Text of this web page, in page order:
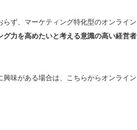
ず、マーケティング特化型のオンライン
グ力を高めたいと考える意識の高い経営者
味がある場合は、こちらからオンライン